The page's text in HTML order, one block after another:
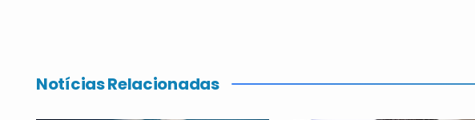
Notícias Relacionadas